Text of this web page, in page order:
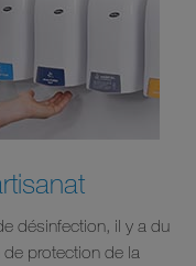
désinfection, il y a du
protection de la